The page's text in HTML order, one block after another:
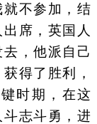
就不参加，结
席，英国人
，他派自己
得了胜利，
时期，在这
志斗勇，进